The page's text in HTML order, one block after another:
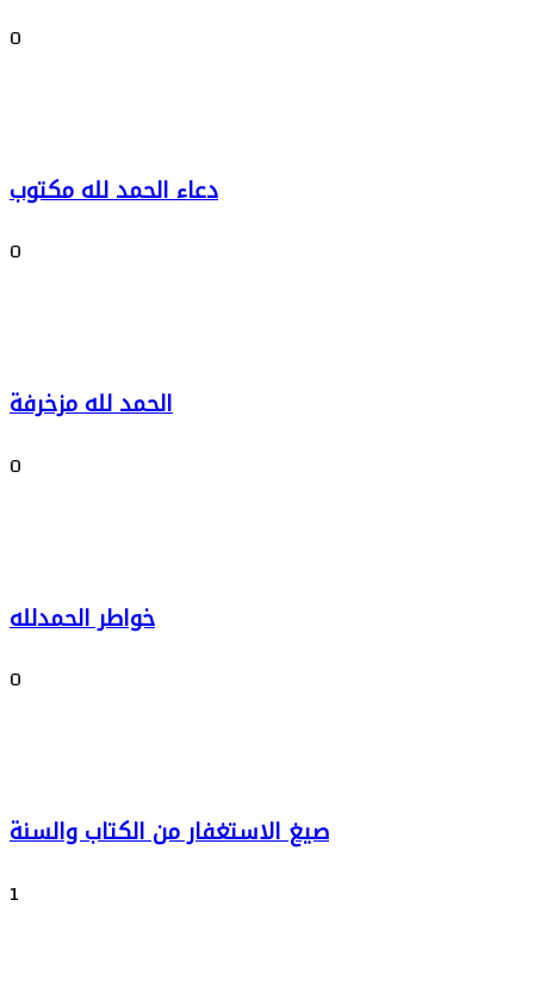
0
دعاء الحمد لله مكتوب
0
الحمد لله مزخرفة
0
خواطر الحمدلله
0
صيغ الاستغفار من الكتاب والسنة
1